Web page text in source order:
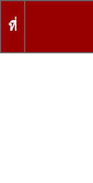
ที่